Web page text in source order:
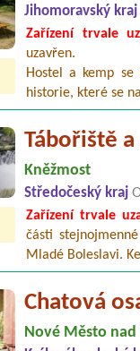
Jihomoravský
Zařízení trvale
uzavřen.
Hostel a kemp
historie, které se
Tábořiště
Kněžmost
Středočeský kraj
Zařízení trvale
části
Mladé Boleslavi.
Chatová
Nové Město